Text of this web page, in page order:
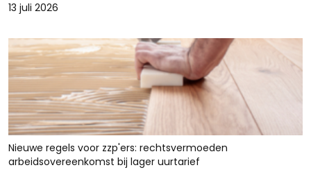
13 juli 2026
Nieuwe regels voor zzp'ers: rechtsvermoeden
arbeidsovereenkomst bij lager uurtarief